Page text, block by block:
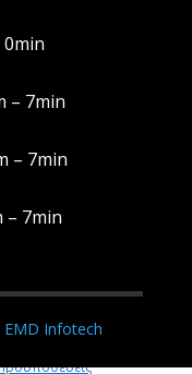
to these
as browsing behavior or
0min
– 7min
– 7min
– 7min
EMD Infotech